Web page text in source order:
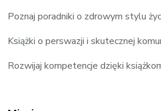
Poznaj poradniki o zdrowym stylu
Książki o perswazji i skutecznej
Rozwijaj kompetencje dzięki